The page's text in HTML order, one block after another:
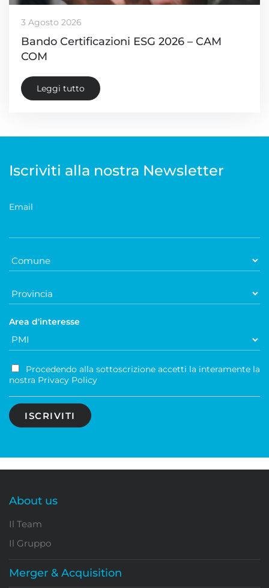
3 Agosto 2026
Bando Certificazioni ESG 2026 – CAM
COM
Leggi tutto
Iscriviti alla nostra Newsletter
Email
Area d'interesse
Procedendo alla sottoscrizione accetti la interamente la
nostra Privacy Policy
About us
Il Team
Il Gruppo
Merger & Acquisition